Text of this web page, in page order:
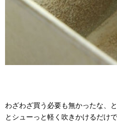
わざわざ買う必要も無かったな、
とシューっと軽く吹きかけるだけ